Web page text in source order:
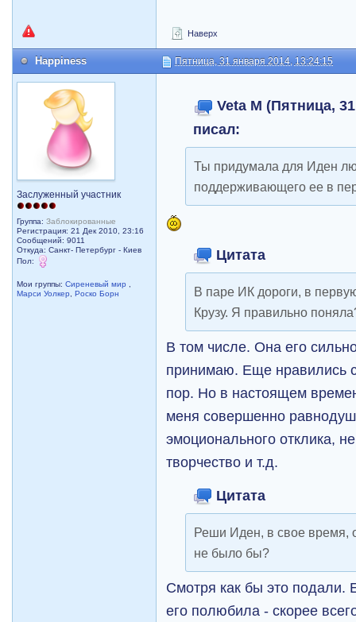
Наверх
Happiness Пятница, 31 января 2014, 13:24:15
Заслуженный участник
Группа:Заблокированные
Регистрация: 21 Дек 2010, 23:16
Сообщений: 9011
Откуда: Санкт- Петербург - Киев
Пол:
Мои группы:Сиреневый мир ,
Марси Уолкер, Роско Борн
Veta M (Пятница,
писал:
Ты придумала для Иден
поддерживающего ее в
Цитата
В паре ИК дороги, в
Крузу. Я правильно
В том числе. Она его
принимаю. Еще нравились
пор. Но в настоящем
меня совершенно
эмоционального отклика,
творчество и т.д.
Цитата
Реши Иден, в свое время,
не было бы?
Смотря как бы это подали.
его полюбила - скорее